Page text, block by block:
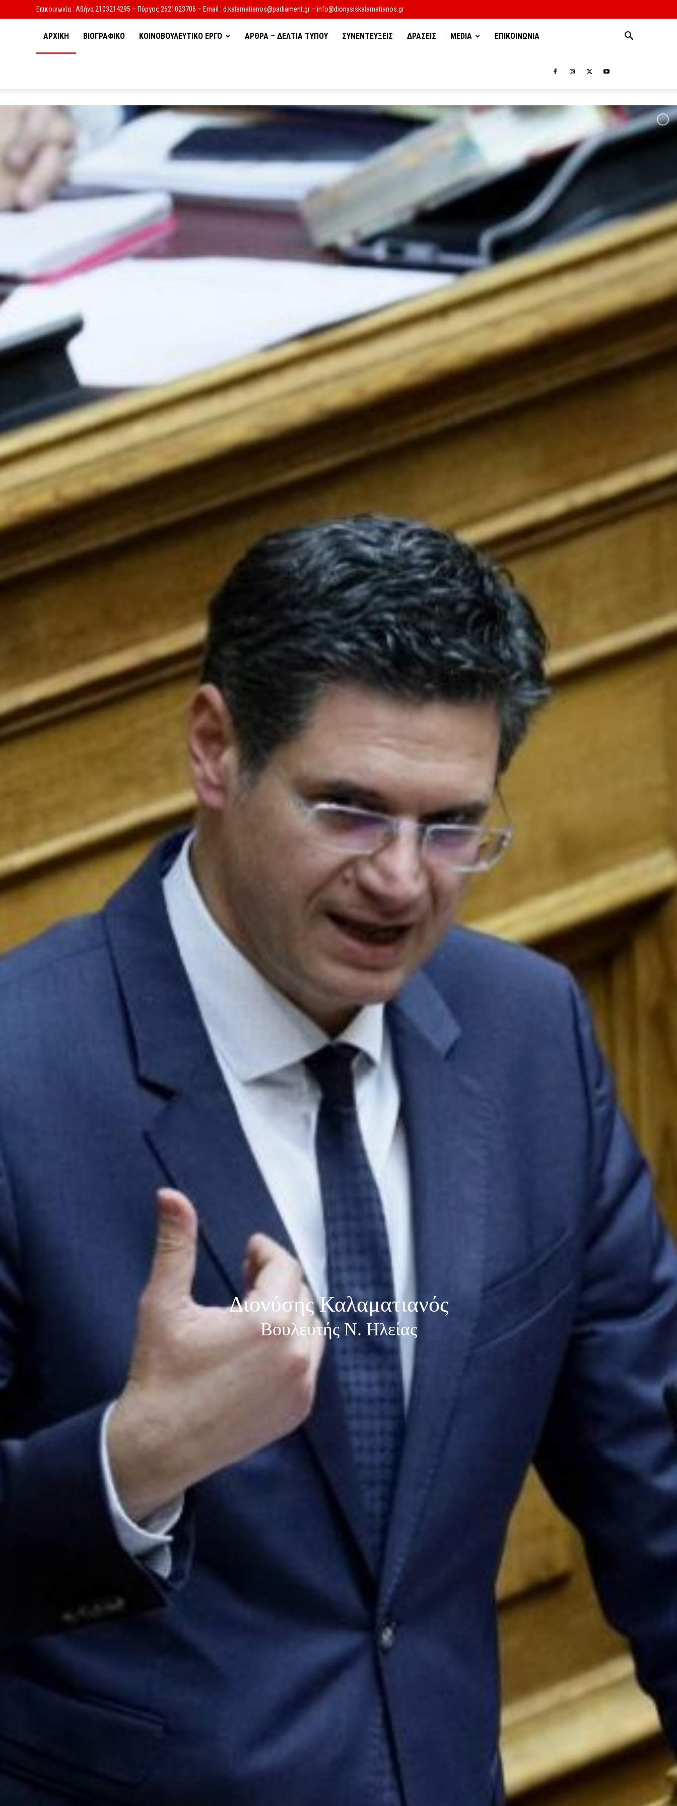
Επικοινωνία : Αθήνα 2103214295 – Πύργος 2621023706 – Email : d.kalamatianos@parliament.gr – info@dionysiskalamatianos.gr
ΑΡΧΙΚΗ ΒΙΟΓΡΑΦΙΚΟ ΚΟΙΝΟΒΟΥΛΕΥΤΙΚΟ ΕΡΓΟ ΑΡΘΡΑ – ΔΕΛΤΙΑ ΤΥΠΟΥ ΣΥΝΕΝΤΕΥΞΕΙΣ ΔΡΑΣΕΙΣ MEDIA ΕΠΙΚΟΙΝΩΝΙΑ
Διονύσης Καλαματιανός
Βουλευτής Ν. Ηλείας